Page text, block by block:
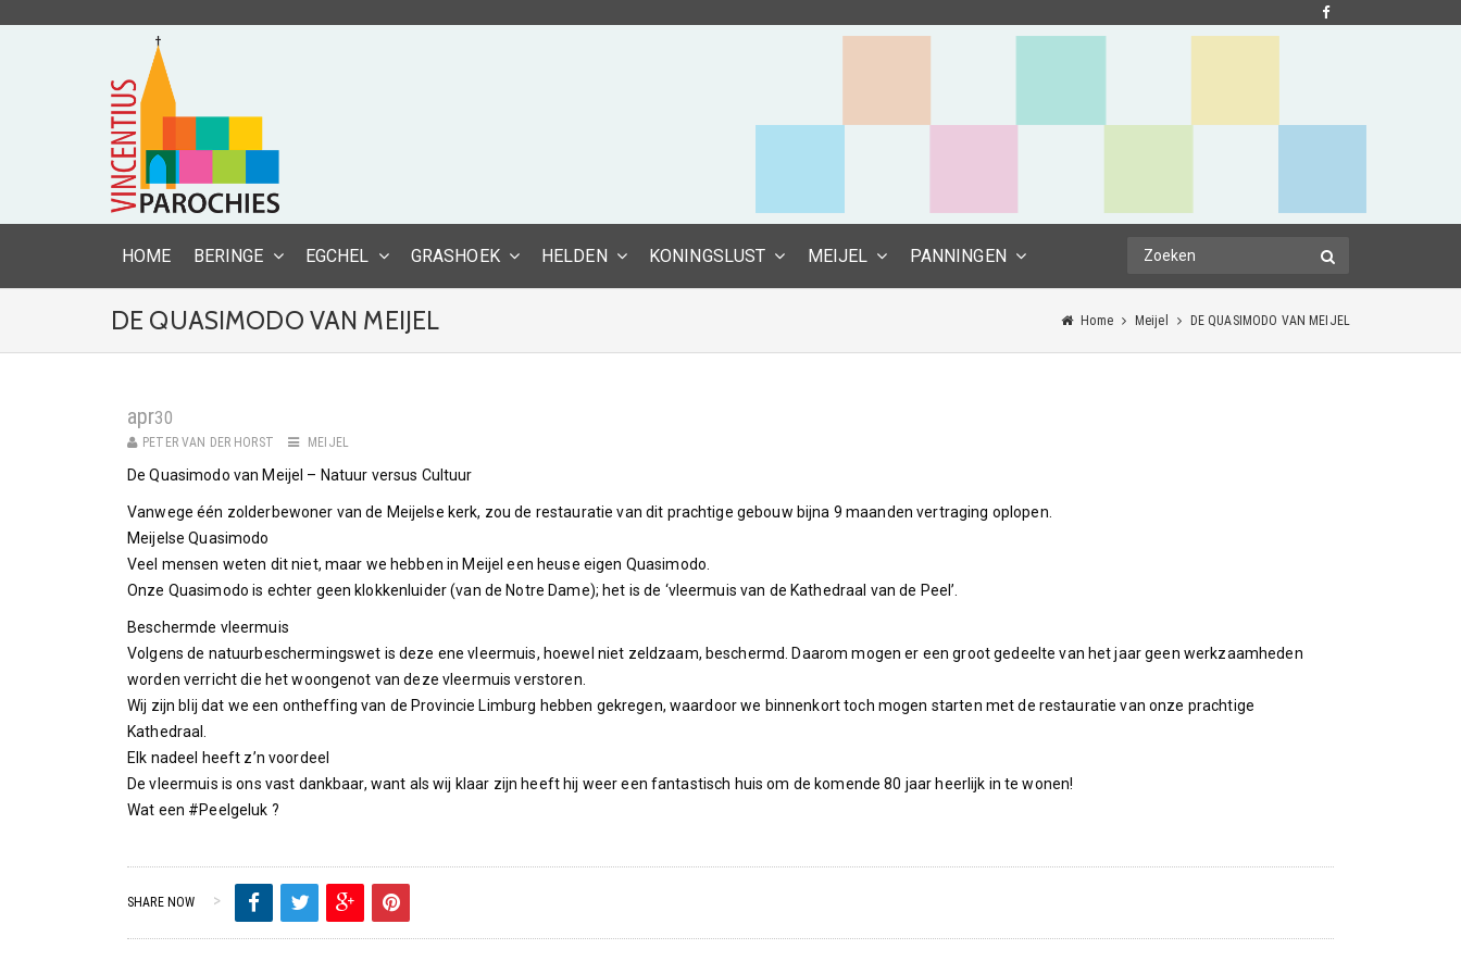
HOME BERINGE EGCHEL GRASHOEK HELDEN KONINGSLUST MEIJEL PANNINGEN
DE QUASIMODO VAN MEIJEL Home Meijel DE QUASIMODO VAN MEIJEL
apr30
PETER VAN DER HORST MEIJEL
De Quasimodo van Meijel – Natuur versus Cultuur
Vanwege één zolderbewoner van de Meijelse kerk, zou de restauratie van dit prachtige gebouw bijna 9 maanden vertraging oplopen.
Meijelse Quasimodo
Veel mensen weten dit niet, maar we hebben in Meijel een heuse eigen Quasimodo.
Onze Quasimodo is echter geen klokkenluider (van de Notre Dame); het is de ‘vleermuis van de Kathedraal van de Peel’.
Beschermde vleermuis
Volgens de natuurbeschermingswet is deze ene vleermuis, hoewel niet zeldzaam, beschermd. Daarom mogen er een groot gedeelte van het jaar geen werkzaamheden
worden verricht die het woongenot van deze vleermuis verstoren.
Wij zijn blij dat we een ontheffing van de Provincie Limburg hebben gekregen, waardoor we binnenkort toch mogen starten met de restauratie van onze prachtige
Kathedraal.
Elk nadeel heeft z’n voordeel
De vleermuis is ons vast dankbaar, want als wij klaar zijn heeft hij weer een fantastisch huis om de komende 80 jaar heerlijk in te wonen!
Wat een #Peelgeluk ?
SHARE NOW